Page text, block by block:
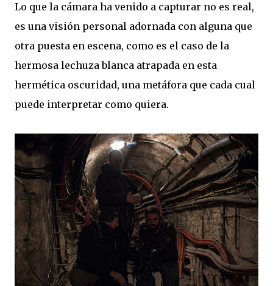
Lo que la cámara ha venido a capturar no es real,
es una visión personal adornada con alguna que
otra puesta en escena, como es el caso de la
hermosa lechuza blanca atrapada en esta
hermética oscuridad, una metáfora que cada cual
puede interpretar como quiera.